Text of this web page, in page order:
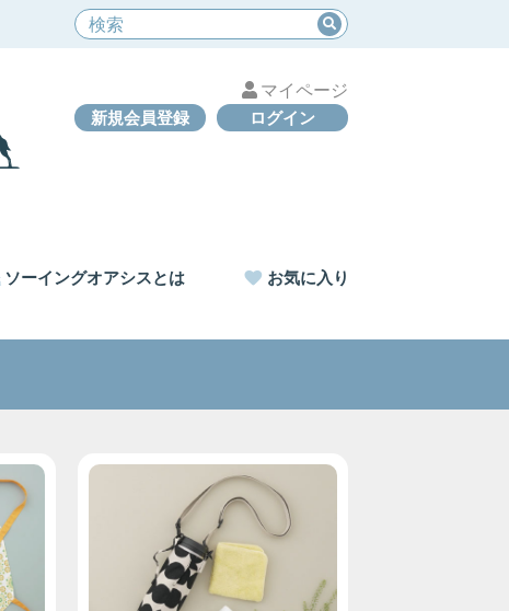
マイページ
ログイン
新規会員登録
ソーイングオアシスとは お気に入り